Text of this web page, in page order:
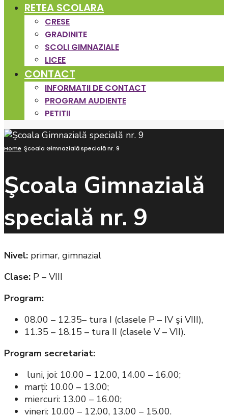
RETEA SCOLARA
CRESE
GRADINITE
SCOLI GIMNAZIALE
LICEE
CONTACT
INFORMATII DE CONTACT
PROGRAM AUDIENTE
PETITII
Home Şcoala Gimnazială specială nr. 9
Şcoala Gimnazială
specială nr. 9
Nivel: primar, gimnazial
Clase: P – VIII
Program:
08.00 – 12.35– tura I (clasele P – IV şi VIII),
11.35 – 18.15 – tura II (clasele V – VII).
Program secretariat:
luni, joi: 10.00 – 12.00, 14.00 – 16.00;
marți: 10.00 – 13.00;
miercuri: 13.00 – 16.00;
vineri: 10.00 – 12.00, 13.00 – 15.00.